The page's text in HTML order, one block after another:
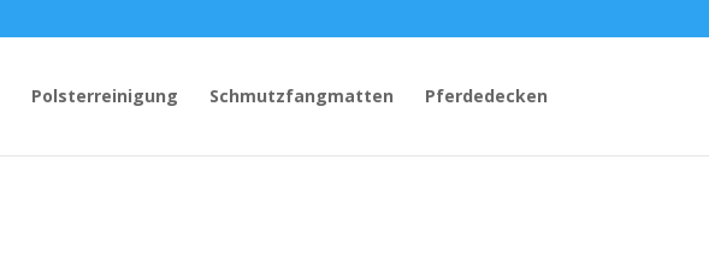
Polsterreinigung Schmutzfangmatten Pferdedecken